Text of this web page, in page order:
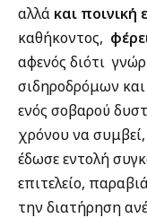
αλλά και ποινική
καθήκοντος,
αφενός διότι
σιδηροδρόμων
ενός σοβαρού
χρόνου να
έδωσε εντολή
επιτελείο,
την διατήρηση